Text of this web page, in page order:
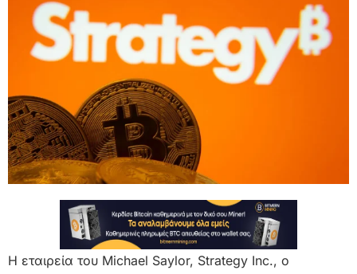
Η εταιρεία του Michael Saylor, Strategy Inc., ο